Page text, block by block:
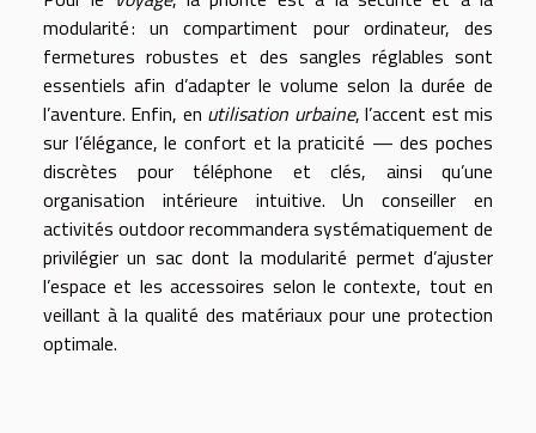
modularité : un compartiment pour ordinateur, des
fermetures robustes et des sangles réglables sont
essentiels afin d’adapter le volume selon la durée de
l’aventure. Enfin, en utilisation urbaine, l’accent est mis
sur l’élégance, le confort et la praticité — des poches
discrètes pour téléphone et clés, ainsi qu’une
organisation intérieure intuitive. Un conseiller en
activités outdoor recommandera systématiquement de
privilégier un sac dont la modularité permet d’ajuster
l’espace et les accessoires selon le contexte, tout en
veillant à la qualité des matériaux pour une protection
optimale.